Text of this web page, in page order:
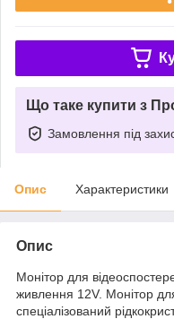
Що таке купити з
Замовлення під
Опис Характеристики
Опис
Монітор для
живлення 12V. Монітор
спеціалізований